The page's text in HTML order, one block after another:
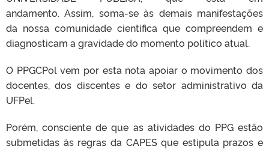
andamento. Assim, soma-se às demais manifestações
da nossa comunidade científica que compreendem e
diagnosticam a gravidade do momento político atual.
O PPGCPol vem por esta nota apoiar o movimento dos
docentes, dos discentes e do setor administrativo da
UFPel.
Porém, consciente de que as atividades do PPG estão
submetidas às regras da CAPES que estipula prazos e